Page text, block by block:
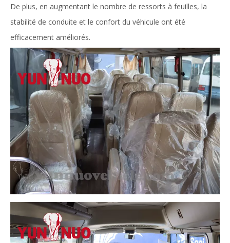
De plus, en augmentant le nombre de ressorts à feuilles, la
stabilité de conduite et le confort du véhicule ont été
efficacement améliorés.